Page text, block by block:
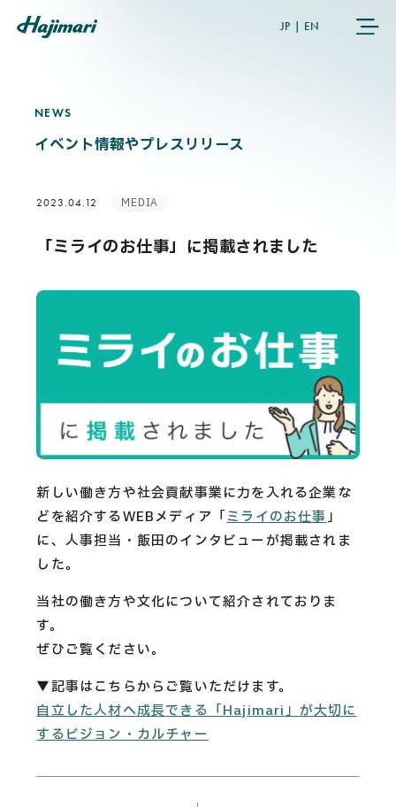
JP EN
COMPANY
NEWS
USER’S VOICE
MEMBERS
CAREERS
CONTACT
Privacy Policy
Security Action
NEWS
NEWS
イベント情報やプレスリリース
2023.04.12 MEDIA
「ミライのお仕事」に掲載されました
新しい働き方や社会貢献事業に力を入れる企業な
どを紹介するWEBメディア「ミライのお仕事」
に、人事担当・飯田のインタビューが掲載されま
した。
当社の働き方や文化について紹介されておりま
す。
ぜひご覧ください。
▼記事はこちらからご覧いただけます。
自立した人材へ成長できる「Hajimari」が大切に
するビジョン・カルチャー